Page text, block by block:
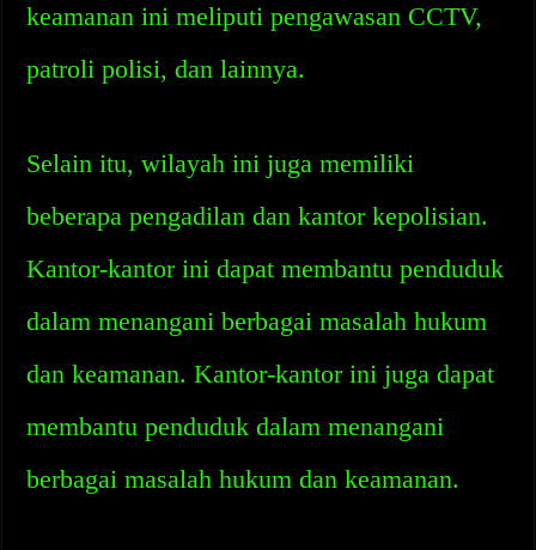
keamanan ini meliputi pengawasan CCTV,
patroli polisi, dan lainnya.
Selain itu, wilayah ini juga memiliki
beberapa pengadilan dan kantor kepolisian.
Kantor-kantor ini dapat membantu penduduk
dalam menangani berbagai masalah hukum
dan keamanan. Kantor-kantor ini juga dapat
membantu penduduk dalam menangani
berbagai masalah hukum dan keamanan.